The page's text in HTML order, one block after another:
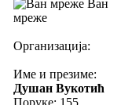
Ван
мреже
Организација:
Име и презиме:
Душан Вукотић
Поруке: 155